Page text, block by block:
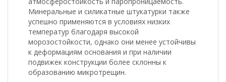
Минеральные и силикатные штукатурки также
успешно применяются в условиях низких
температур благодаря высокой
морозостойкости, однако они менее устойчивы
к деформациям основания и при наличии
подвижек конструкции более склонны к
образованию микротрещин.